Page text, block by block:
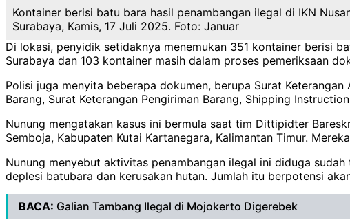
Kontainer berisi batu bara hasil penambangan ilegal di IKN
Surabaya, Kamis, 17 Juli 2025. Foto: Januar
Di lokasi, penyidik setidaknya menemukan 351 kontainer berisi
Surabaya dan 103 kontainer masih dalam proses pemeriksaan
Polisi juga menyita beberapa dokumen, berupa Surat
Barang, Surat Keterangan Pengiriman Barang, Shipping
Nunung mengatakan kasus ini bermula saat tim Dittipidter
Semboja, Kabupaten Kutai Kartanegara, Kalimantan Timur.
Nunung menyebut aktivitas penambangan ilegal ini diduga
deplesi batubara dan kerusakan hutan. Jumlah itu berpotensi
BACA: Galian Tambang Ilegal di Mojokerto Digerebek